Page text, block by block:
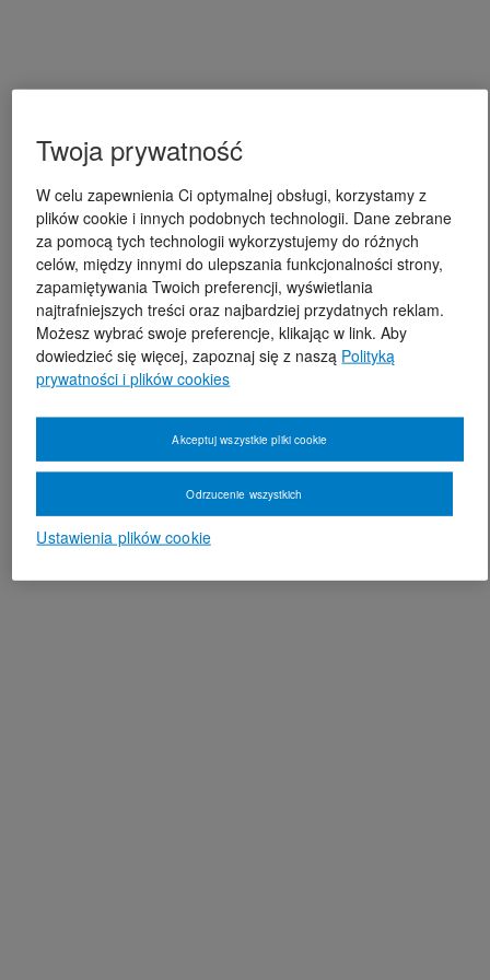
Twoja prywatność
W celu zapewnienia Ci optymalnej obsługi, korzystamy z
plików cookie i innych podobnych technologii. Dane zebrane
za pomocą tych technologii wykorzystujemy do różnych
celów, między innymi do ulepszania funkcjonalności strony,
zapamiętywania Twoich preferencji, wyświetlania
najtrafniejszych treści oraz najbardziej przydatnych reklam.
Możesz wybrać swoje preferencje, klikając w link. Aby
dowiedzieć się więcej, zapoznaj się z naszą Polityką
prywatności i plików cookies
Ustawienia plików cookie
Odrzucenie wszystkich
Akceptuj wszystkie pliki cookie